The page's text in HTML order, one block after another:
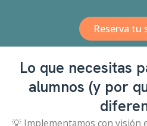
Reserva tu
Lo que necesitas
alumnos (y por
💡 Implementamos con visión